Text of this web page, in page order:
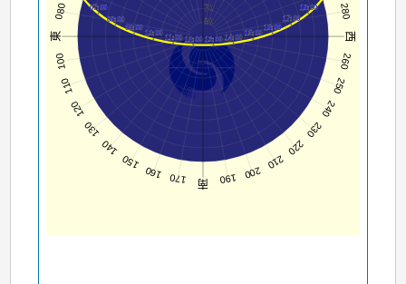
70
80
080
東
100
110
120
130
140
150
160 170 南 190 200
210
220
230
240
250
260
西
280
07:00
08:00
09:00
10:00 11:00 12:00 13:00 14:00 15:00
16:00
17:00
18:00